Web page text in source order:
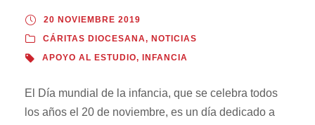
20 NOVIEMBRE 2019
CÁRITAS DIOCESANA, NOTICIAS
APOYO AL ESTUDIO, INFANCIA
El Día mundial de la infancia, que se celebra todos
los años el 20 de noviembre, es un día dedicado a